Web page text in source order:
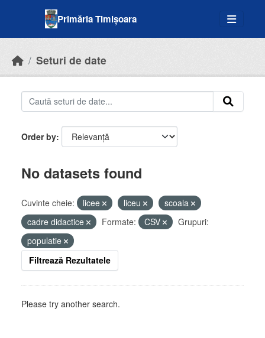
Primăria Timișoara
Seturi de date
Order by
No datasets found
Cuvinte cheie: licee liceu
scoala
cadre didactice
Formate: CSV
Grupuri:
populatie
Filtrează Rezultatele
Please try another search.